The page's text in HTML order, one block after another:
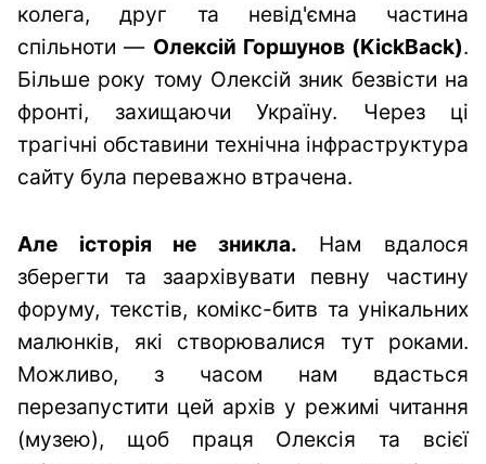
колега, друг та невід'ємна частина
спільноти — Олексій Горшунов (KickBack).
Більше року тому Олексій зник безвісти на
фронті, захищаючи Україну. Через ці
трагічні обставини технічна інфраструктура
сайту була переважно втрачена.
Але історія не зникла. Нам вдалося
зберегти та заархівувати певну частину
форуму, текстів, комікс-битв та унікальних
малюнків, які створювалися тут роками.
Можливо, з часом нам вдасться
перезапустити цей архів у режимі читання
(музею), щоб праця Олексія та всієї